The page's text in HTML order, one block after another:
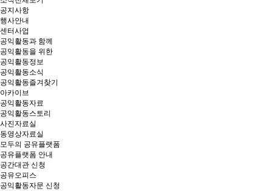
공지사항
행사안내
센터사업
공익활동과 함께
공익활동을 위한
공익활동정보
공익활동소식
공익활동즐겨찾기
아카이브
공익활동자료
공익활동스토리
사진자료실
동영상자료실
모두의 공유플랫폼
공유플랫폼 안내
공간대관 신청
공유오피스
공익활동자문 신청